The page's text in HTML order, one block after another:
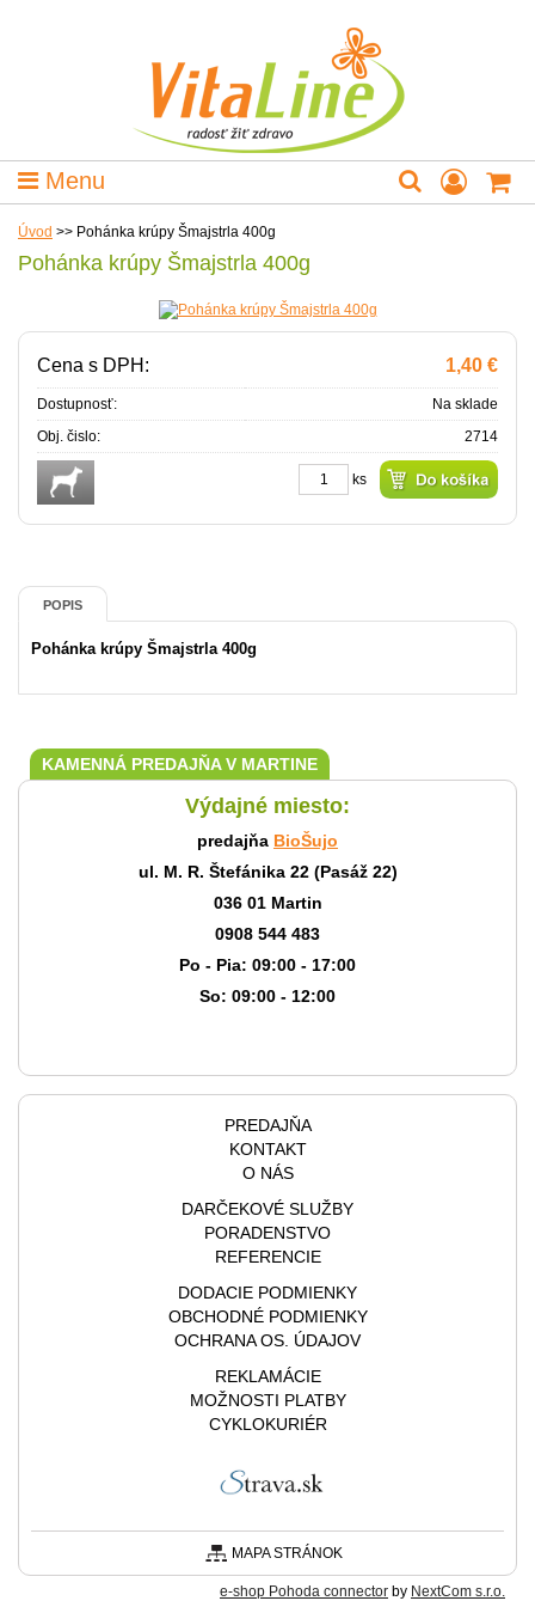
Menu
Úvod >> Pohánka krúpy Šmajstrla 400g
Pohánka krúpy Šmajstrla 400g
Cena s DPH: 1,40 €
Dostupnosť:
Na sklade
Obj. čislo:
2714
ks
POPIS
Pohánka krúpy Šmajstrla 400g
KAMENNÁ PREDAJŇA V MARTINE
Výdajné miesto:
predajňa BioŠujo
ul. M. R. Štefánika 22 (Pasáž 22)
036 01 Martin
0908 544 483
Po - Pia: 09:00 - 17:00
So: 09:00 - 12:00
PREDAJŇA
KONTAKT
O NÁS
DARČEKOVÉ SLUŽBY
PORADENSTVO
REFERENCIE
DODACIE PODMIENKY
OBCHODNÉ PODMIENKY
OCHRANA OS. ÚDAJOV
REKLAMÁCIE
MOŽNOSTI PLATBY
CYKLOKURIÉR
MAPA STRÁNOK
e-shop Pohoda connector by NextCom s.r.o.